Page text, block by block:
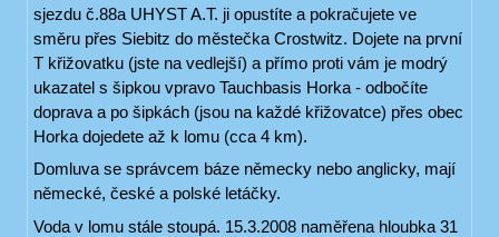
sjezdu č.88a UHYST A.T. ji opustíte a pokračujete ve
směru přes Siebitz do městečka Crostwitz. Dojete na první
T křižovatku (jste na vedlejší) a přímo proti vám je modrý
ukazatel s šipkou vpravo Tauchbasis Horka - odbočíte
doprava a po šipkách (jsou na každé křižovatce) přes obec
Horka dojedete až k lomu (cca 4 km).
Domluva se správcem báze německy nebo anglicky, mají
německé, české a polské letáčky.
Voda v lomu stále stoupá. 15.3.2008 naměřena hloubka 31